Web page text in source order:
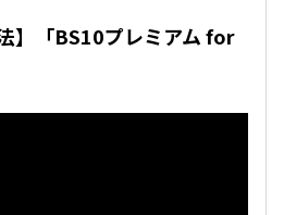
】「BS10プレミアム for